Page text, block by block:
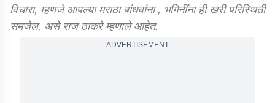
विचारा, म्हणजे आपल्या मराठा बांधवांना , भगिनींना ही खरी परिस्थिती
समजेल, असे राज ठाकरे म्हणाले आहेत.
ADVERTISEMENT